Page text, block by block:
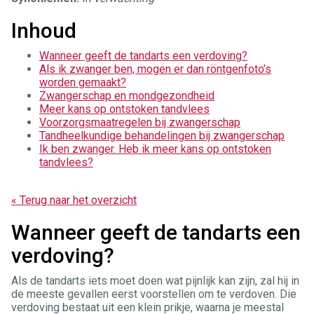
Inhoud
Wanneer geeft de tandarts een verdoving?
Als ik zwanger ben, mogen er dan röntgenfoto’s
worden gemaakt?
Zwangerschap en mondgezondheid
Meer kans op ontstoken tandvlees
Voorzorgsmaatregelen bij zwangerschap
Tandheelkundige behandelingen bij zwangerschap
Ik ben zwanger. Heb ik meer kans op ontstoken
tandvlees?
« Terug naar het overzicht
Wanneer geeft de tandarts een
verdoving?
Als de tandarts iets moet doen wat pijnlijk kan zijn, zal hij in
de meeste gevallen eerst voorstellen om te verdoven. Die
verdoving bestaat uit een klein prikje, waarna je meestal